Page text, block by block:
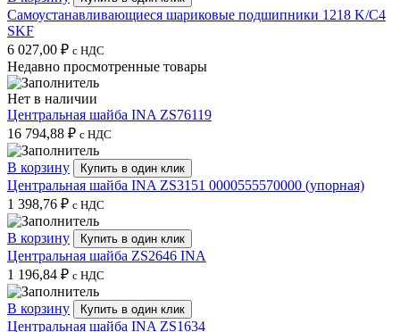
Самоустанавливающиеся шариковые подшипники 1218 K/C4
SKF
6 027,00 ₽ с НДС
Недавно просмотренные товары
Нет в наличии
Центральная шайба INA ZS76119
16 794,88 ₽ с НДС
В корзину Купить в один клик
Центральная шайба INA ZS3151 0000555570000 (упорная)
1 398,76 ₽ с НДС
В корзину Купить в один клик
Центральная шайба ZS2646 INA
1 196,84 ₽ с НДС
В корзину Купить в один клик
Центральная шайба INA ZS1634